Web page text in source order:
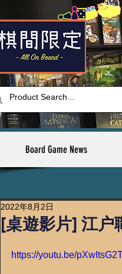
Board Game News
[桌遊影片] 江
2022年8月2日
https://youtu.be/